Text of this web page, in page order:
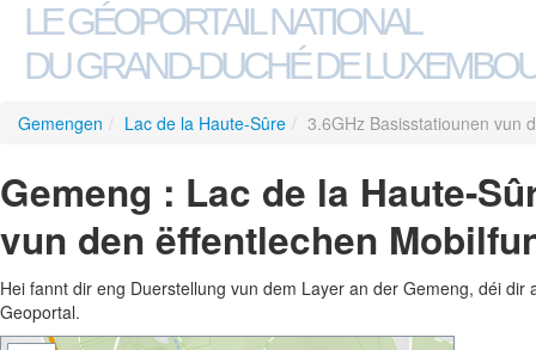
LE GÉOPORTAIL NATIONAL
DU GRAND-DUCHÉ DE
Gemengen / Lac de la Haute-Sûre / 3.6GHz Basisstatiounen vun
Gemeng : Lac de la Haute-
vun den ëffentlechen
Hei fannt dir eng Duerstellung vun dem Layer an der Gemeng, déi
Geoportal.